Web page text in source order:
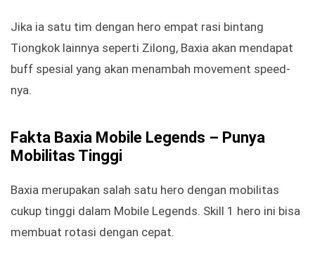
Jika ia satu tim dengan hero empat rasi bintang
Tiongkok lainnya seperti Zilong, Baxia akan mendapat
buff spesial yang akan menambah movement speed-
nya.
Fakta Baxia Mobile Legends – Punya
Mobilitas Tinggi
Baxia merupakan salah satu hero dengan mobilitas
cukup tinggi dalam Mobile Legends. Skill 1 hero ini bisa
membuat rotasi dengan cepat.